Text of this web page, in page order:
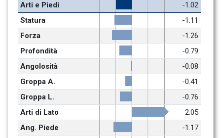
Arti e Piedi
-1.02
Statura
-1.11
Forza
-1.26
Profondità
-0.79
Angolosità
-0.08
Groppa A.
-0.41
Groppa L.
-0.76
Arti di Lato
2.05
Ang. Piede
-1.17